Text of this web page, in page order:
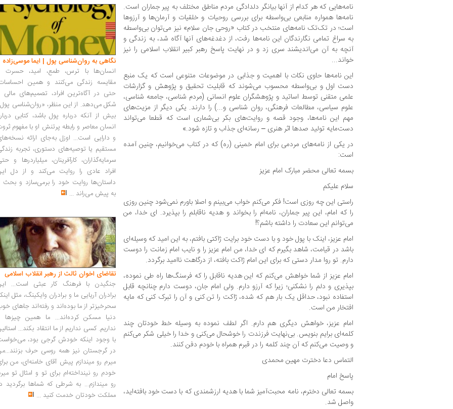
نامه‌هایی که هر کدام از آنها بیانگر دلدادگی مردم مناطق مختلف به پیر جماران است.
نامه‌ها همواره منابعی بی‌واسطه برای بررسی روحیات و خلقیات و آرمان‌ها و آرزوها
است؛ در تک‌تک نامه‌های منتخب در کتاب «روحی جان سلام» نیز می‌توان بی‌واسطه
به سراغ تمامی نگارندگان این نامه‌ها رفت، از دغدغه‌های آنها آگاه شد، به زندگی و
آنچه به آن می‌اندیشند سری زد و در نهایت پاسخ رهبر کبیر انقلاب اسلامی را نیز
خواند...
این نامه‌ها حاوی نکات با اهمیت و جذابی در موضوعات متنوعی است که یک منبع
دست اول و بی‌واسطه محسوب می‌شوند که قابلیت تحقیق و پژوهش و گزارشات
علمی متقنی توسط اساتید و پژوهشگران علوم انسانی (مردم شناسی، جامعه شناسی،
علوم سیاسی، مطالعات فرهنگی، روان شناسی و...) را دارند. یکی دیگر از مزیت‌های
مهم این نامه‌ها، وجود قصه و روایت‌های بکر بی‌شماری است که قطعا می‌تواند
دست‌مایه تولید صدها اثر هنری – رسانه‌ای جذاب و تازه شود.»
در یکی از نامه‌های مردمی برای امام خمینی (ره) که در کتاب می‌خوانیم، چنین آمده
است:
بسمه تعالی محضر مبارک امام عزیز
سلام علیکم
راستی این چه روزی است! فکر می‌کنم خواب می‌بینم و اصلا باورم نمی‌شود چنین روزی
را که امام، این پیر جماران، نامه‌ام را بخواند و هدیه ناقابلم را بپذیرد. ای خدا، من
می‌توانم این سعادت را داشته باشم؟!
امام عزیز، اینک با پول خود و با دست خود برایت ژاکتی بافتم، به این امید که وسیله‌ای
باشد در قیامت، شاهد بگیرم که ای خدا، من امام عزیز را و نایب امام زمانت را دوست
دارم. تو روا مدار دستی که برای این امام ژاکت بافته، از درگاهت ناامید برگردد.
امام عزیز از شما خواهش می‌کنم که این هدیه ناقابل را که فرسنگ‌ها راه طی نموده،
بپذیری و دلم را نشکنی؛ زیرا که آرزو دارم. ولی امام جان، دوست دارم چنانچه قابل
استفاده نبود، حداقل یک بار هم که شده، ژاکت را تن کنی و آن را تبرک کنی که مایه
افتخار من است.
امام عزیز، خواهش دیگری هم دارم. اگر لطف نموده به وسیله خط خودتان چند
کلمه‌ای برایم بنویس. بی‌نهایت فرزندت را خوشحال می‌کنی و خدا را خیلی شکر می‌کنم
و وصیت می‌کنم که آن چند کلمه را در قبرم همراه با خودم دفن کنند.
التماس دعا دخترت مهین محمدی
پاسخ امام
بسمه تعالی دخترم، نامه محبت‌آمیز شما با هدیه ارزشمندی که با دست خود بافته‌اید،
واصل شد.
نگاهی به روان‌شناسی پول | ایما موسی‌زاده
انسان‌ها با ترس، طمع، امید، حسرت
مقایسه زندگی می‌کنند و همین
حتی در آگاه‌ترین افراد، تصمیم‌های مالی
شکل می‌دهد. از این منظر، «روان‌شناسی
بیش از آنکه درباره پول باشد، کتابی
انسان معاصر و رابطه پرتنش او با مفهوم
و دارایی است... اوزل به‌جای ارائه
مستقیم یا توصیه‌های دستوری، تجربه
سرمایه‌گذاران، کارآفرینان، میلیاردرها و
افراد عادی را روایت می‌کند و از دل
داستان‌ها روایت خود را برمی‌سازد و بحث
به پیش می‌راند ...
تقاضای اخوان ثالث از رهبر انقلاب اسلامی
جنگیدن با فرهنگ کار عبثی است...
برادران آریایی ما و برادران وایکینگ، مثل
سحرخیزتر از ما بوده‌اند و رفته‌اند جاهای
دنیا مسکن کرده‌اند... ما همین چیزها
نداریم. کسی نداریم از ما انتقاد بکند...
با وجود اینکه خودش گرجی بود،
در گرجستان نیز همه روسی حرف
میرم رو میندازم پیش آقای خامنه‌ای، من
خودم رو نینداخته‌ام برای تو و امثال تو
رو میندازم... به شرطی که شماها برگردید
مملکت خودتان خدمت کنید ...